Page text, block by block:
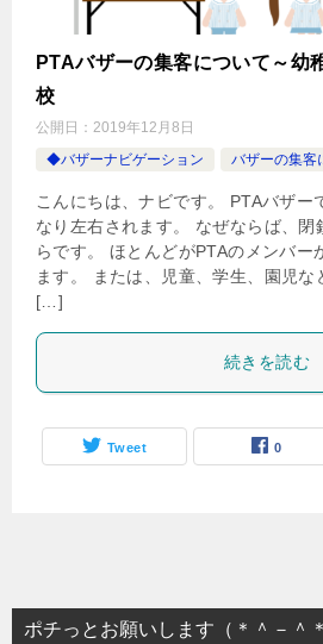
PTAバザーの集客について～幼
校
公開日： 2019年12月8日
◆バザーナビゲーション
バザーの集客
こんにちは、ナビです。 PTAバザー
なり左右されます。 なぜならば、閉
らです。 ほとんどがPTAのメンバー
ます。 または、児童、学生、園児な
[…]
続きを読む
Tweet 0
ポチっとお願いします（＊＾－＾＊